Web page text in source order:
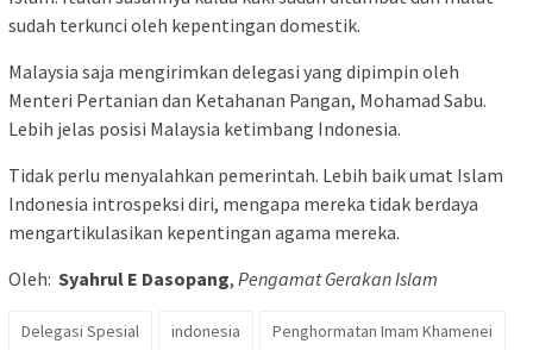
sudah terkunci oleh kepentingan domestik.
Malaysia saja mengirimkan delegasi yang dipimpin oleh
Menteri Pertanian dan Ketahanan Pangan, Mohamad Sabu.
Lebih jelas posisi Malaysia ketimbang Indonesia.
Tidak perlu menyalahkan pemerintah. Lebih baik umat Islam
Indonesia introspeksi diri, mengapa mereka tidak berdaya
mengartikulasikan kepentingan agama mereka.
Oleh: Syahrul E Dasopang, Pengamat Gerakan Islam
Delegasi Spesial indonesia Penghormatan Imam Khamenei